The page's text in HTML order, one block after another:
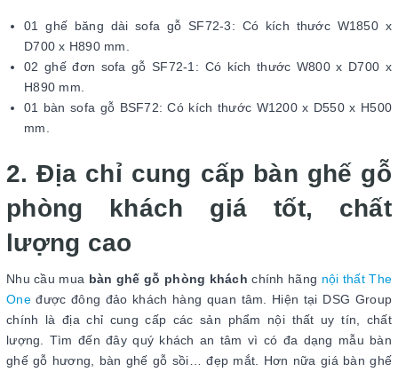
01 ghế băng dài sofa gỗ SF72-3: Có kích thước W1850 x
D700 x H890 mm.
02 ghế đơn sofa gỗ SF72-1: Có kích thước W800 x D700 x
H890 mm.
01 bàn sofa gỗ BSF72: Có kích thước W1200 x D550 x H500
mm.
2. Địa chỉ cung cấp bàn ghế gỗ
phòng khách giá tốt, chất
lượng cao
Nhu cầu mua bàn ghế gỗ phòng khách chính hãng nội thất The
Oneđược đông đảo khách hàng quan tâm. Hiện tại DSG Group
chính là địa chỉ cung cấp các sản phẩm nội thất uy tín, chất
lượng. Tìm đến đây quý khách an tâm vì có đa dạng mẫu bàn
ghế gỗ hương, bàn ghế gỗ sồi… đẹp mắt. Hơn nữa giá bàn ghế